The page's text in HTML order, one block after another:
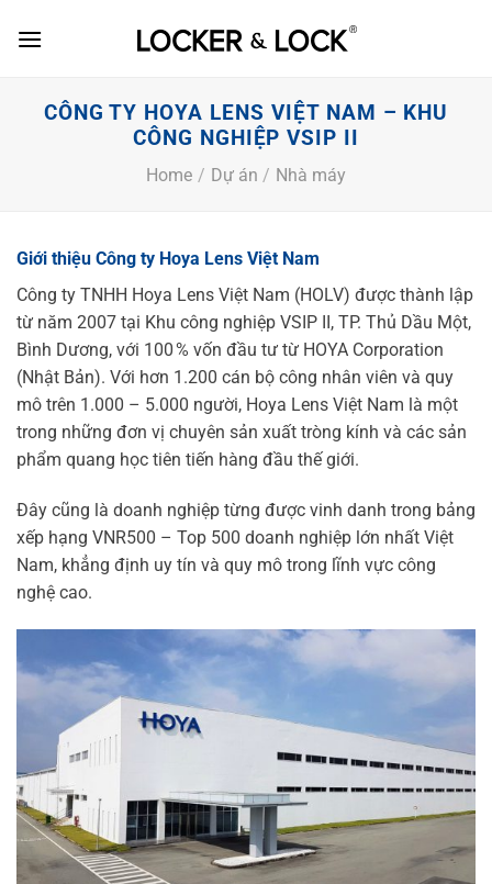
CÔNG TY HOYA LENS VIỆT NAM – KHU
CÔNG NGHIỆP VSIP II
Home / Dự án / Nhà máy
Giới thiệu Công ty Hoya Lens Việt Nam
Công ty TNHH Hoya Lens Việt Nam (HOLV) được thành lập
từ năm 2007 tại Khu công nghiệp VSIP II, TP. Thủ Dầu Một,
Bình Dương, với 100 % vốn đầu tư từ HOYA Corporation
(Nhật Bản). Với hơn 1.200 cán bộ công nhân viên và quy
mô trên 1.000 – 5.000 người, Hoya Lens Việt Nam là một
trong những đơn vị chuyên sản xuất tròng kính và các sản
phẩm quang học tiên tiến hàng đầu thế giới.
Đây cũng là doanh nghiệp từng được vinh danh trong bảng
xếp hạng VNR500 – Top 500 doanh nghiệp lớn nhất Việt
Nam, khẳng định uy tín và quy mô trong lĩnh vực công
nghệ cao.